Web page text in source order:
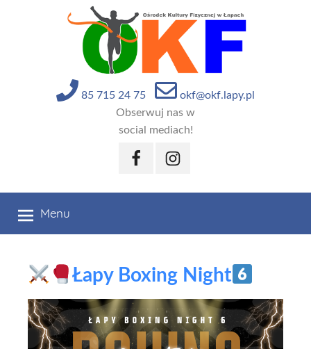
85 715 24 75
okf@okf.lapy.pl
Obserwuj nas w
social mediach!
FacebookInstagram
Menu
Łapy Boxing Night